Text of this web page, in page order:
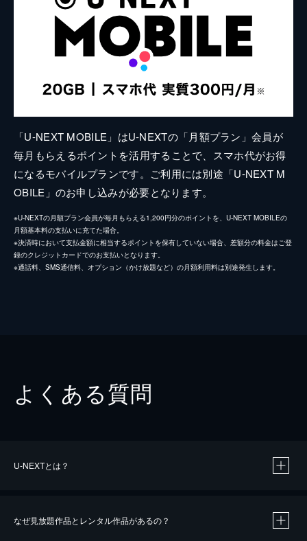
「U-NEXT MOBILE」はU-NEXTの「月額プラン」会員が
毎月もらえるポイントを活用することで、スマホ代がお得
になるモバイルプランです。ご利用には別途「U-NEXT M
OBILE」のお申し込みが必要となります。
※U-NEXTの月額プラン会員が毎月もらえる1,200円分のポイントを、U-NEXT MOBILEの
月額基本料の支払いに充てた場合。
※決済時において支払金額に相当するポイントを保有していない場合、差額分の料金はご登
録のクレジットカードでのお支払いとなります。
※通話料、SMS通信料、オプション（かけ放題など）の月額利用料は別途発生します。
よくある質問
U-NEXTとは？
なぜ見放題作品とレンタル作品があるの？